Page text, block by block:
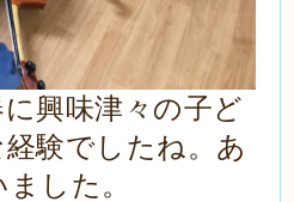
興味津々の子ど
験でしたね。あ
した。